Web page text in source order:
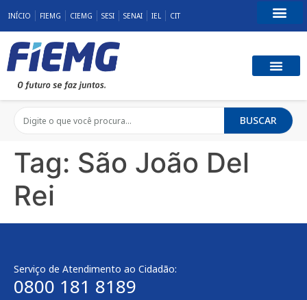
INÍCIO FIEMG CIEMG SESI SENAI IEL CIT
BUSCAR
Tag: São João Del
Rei
Serviço de Atendimento ao Cidadão:
0800 181 8189